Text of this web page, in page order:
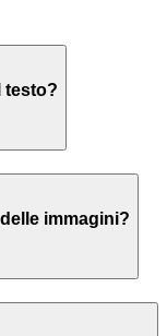
testo?
immagini?